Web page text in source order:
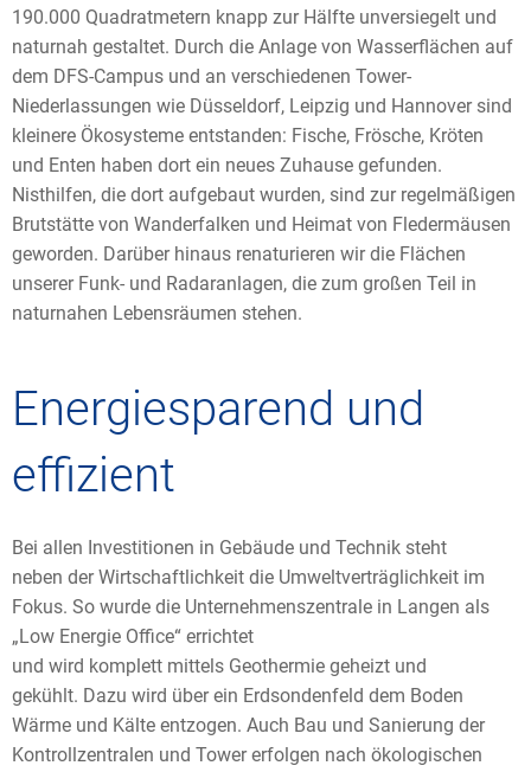
190.000 Quadratmetern knapp zur Hälfte unversiegelt und
naturnah gestaltet. Durch die Anlage von Wasserflächen auf
dem DFS-Campus und an verschiedenen Tower-
Niederlassungen wie Düsseldorf, Leipzig und Hannover sind
kleinere Ökosysteme entstanden: Fische, Frösche, Kröten
und Enten haben dort ein neues Zuhause gefunden.
Nisthilfen, die dort aufgebaut wurden, sind zur regelmäßigen
Brutstätte von Wanderfalken und Heimat von Fledermäusen
geworden. Darüber hinaus renaturieren wir die Flächen
unserer Funk- und Radaranlagen, die zum großen Teil in
naturnahen Lebensräumen stehen.
Energiesparend und
effizient
Bei allen Investitionen in Gebäude und Technik steht
neben der Wirtschaftlichkeit die Umweltverträglichkeit im
Fokus. So wurde die Unternehmenszentrale in Langen als
„Low Energie Office“ errichtet
und wird komplett mittels Geothermie geheizt und
gekühlt. Dazu wird über ein Erdsondenfeld dem Boden
Wärme und Kälte entzogen. Auch Bau und Sanierung der
Kontrollzentralen und Tower erfolgen nach ökologischen